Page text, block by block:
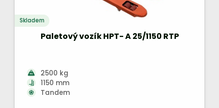
Skladem
Paletový vozík HPT- A 25/1150 RTP
2500 kg
1150 mm
Tandem